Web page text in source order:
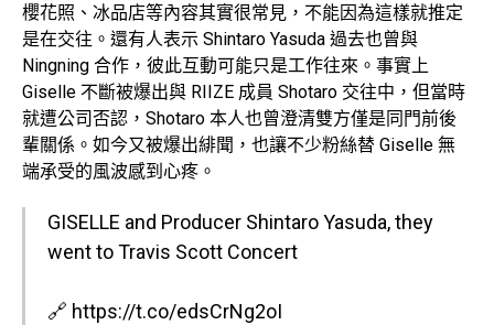
櫻花照、冰品店等內容其實很常見，不能因為這樣就推定
是在交往。還有人表示 Shintaro Yasuda 過去也曾與
Ningning 合作，彼此互動可能只是工作往來。事實上
Giselle 不斷被爆出與 RIIZE 成員 Shotaro 交往中，但當時
就遭公司否認，Shotaro 本人也曾澄清雙方僅是同門前後
輩關係。如今又被爆出緋聞，也讓不少粉絲替 Giselle 無
端承受的風波感到心疼。
GISELLE and Producer Shintaro Yasuda, they
went to Travis Scott Concert
🔗 https://t.co/edsCrNg2oI